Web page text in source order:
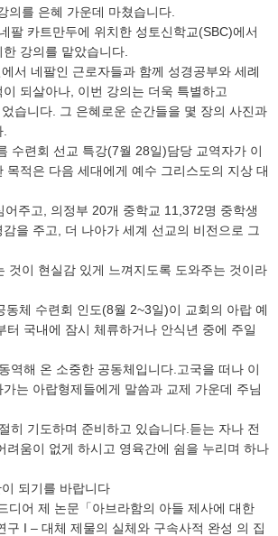
의를 은혜 가운데 마쳤습니다.
팔 카트만두에 위치한 성토신학교(SBC)에서
강의를 맡았습니다.
서 네팔인 근로자들과 함께 성경공부와 세례
되살아나, 이번 강의는 더욱 특별하고
습니다. 그 은혜로운 순간들을 몇 장의 사진과
수련회 선교 특강(7월 28일)담당 교역자가 이
목적은 다음 세대에게 예수 그리스도의 지상 대
주고, 의정부 20개 중학교 11,372명 중학생
을 주고, 더 나아가 세계 선교의 비전으로 그
이 현실감 있게 느껴지도록 도와주는 것이라
동체 수련회 인도(8월 2~3일)이 교회의 아랍 예
터 국내에 잠시 체류하거나 안식년 중에 주일
역해 온 소중한 공동체입니다.고국을 떠나 이
는 아랍형제들에게 말씀과 교제 가운데 주님
히 기도하며 준비하고 있습니다.듣는 자나 전
려움이 없게 하시고 영육간에 쉼을 누리며 하나
되기를 바랍니다
디어 제 논문「아브라함의 아들 제사에 대한
구 I – 대체 제물의 실체와 구속사적 완성 의 집